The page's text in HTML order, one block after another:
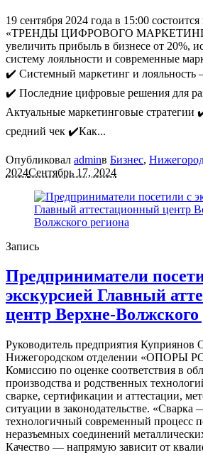
19 сентября 2024 года в 15:00
«ТРЕНДЫ ЦИФРОВОГО
увеличить прибыль в бизнесе от 20%,
систему лояльности и современные
✔️ Системный маркетинг и лояльность
✔️ Последние цифровые решения для
Актуальные маркетинговые стратегии
средний чек ✔️Как...
Опубликовал adminв Бизнес,
2024Сентябрь 17, 2024
Запись
Предприниматели
экскурсией Главный
центр Верхне-Волжского
Руководитель предприятия Куприянов
Нижегородском отделении «ОПОРЫ
Комиссию по оценке соответствия в
производства и родственных
сварке, сертификации и аттестации,
ситуации в законодательстве. «Сварка
технологичный современный процесс
неразъемных соединений
Качество — напрямую зависит от